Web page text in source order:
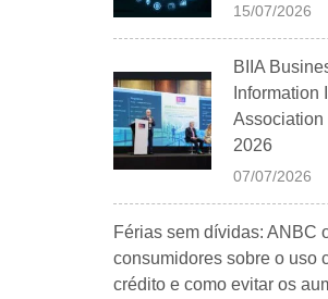
15/07/2026
BIIA
Information
Association
2026
07/07/2026
Férias sem dívidas: ANBC
consumidores sobre o uso
crédito e como evitar os